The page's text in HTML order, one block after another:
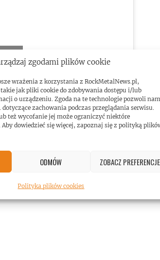
zgodami plików cookie
wrażenia z korzystania z RockMetalNews.pl,
jak pliki cookie do zdobywania dostępu i/lub
o urządzeniu. Zgoda na te technologie pozwoli nam
zachowania podczas przeglądania serwisu.
też wycofanie jej może ograniczyć niektóre
dowiedzieć się więcej, zapoznaj się z polityką
ODMÓW ZOBACZ PREFERENCJE
Polityka plików cookies
i